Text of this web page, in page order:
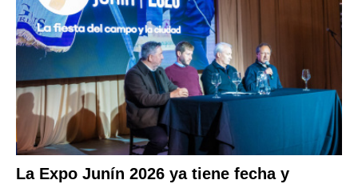
La Expo Junín 2026 ya tiene fecha y